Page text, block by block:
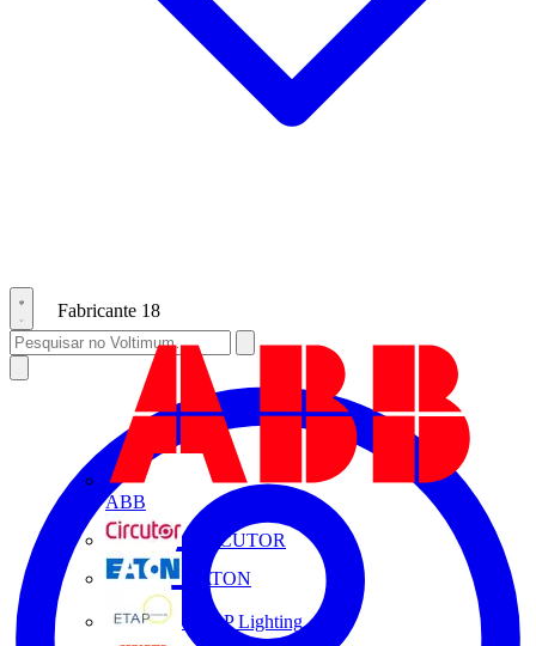
Fabricante 18
ABB
CIRCUTOR
EATON
ETAP Lighting